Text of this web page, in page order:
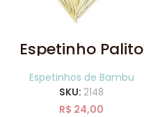
Espetinho Palito
de Bambu
Halloween para
Petiscos 12cm
com 100un
Espetinhos de Bambu
SKU: 2148
R$ 24,00